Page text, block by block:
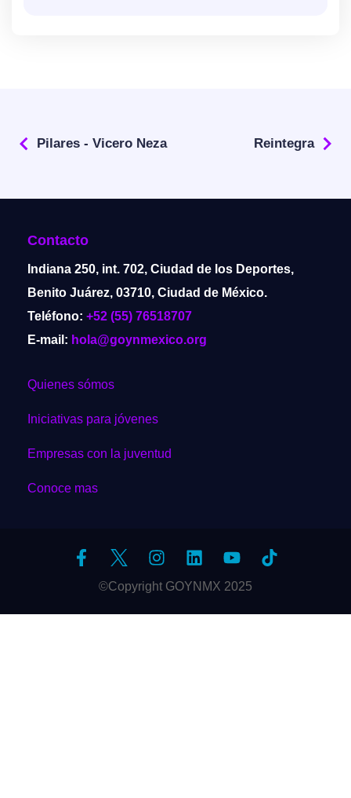
Pilares - Vicero Neza Reintegra
Contacto
Indiana 250, int. 702, Ciudad de los Deportes,
Benito Juárez, 03710, Ciudad de México.
Teléfono: +52 (55) 76518707
E-mail: hola@goynmexico.org
Quienes sómos
Iniciativas para jóvenes
Empresas con la juventud
Conoce mas
©Copyright GOYNMX 2025